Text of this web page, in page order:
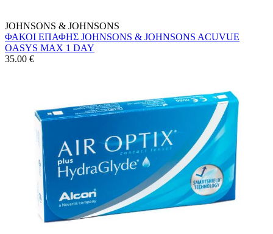
JOHNSONS & JOHNSONS
ΦΑΚΟΙ ΕΠΑΦΗΣ JOHNSONS & JOHNSONS ACUVUE
OASYS MAX 1 DAY
35.00 €